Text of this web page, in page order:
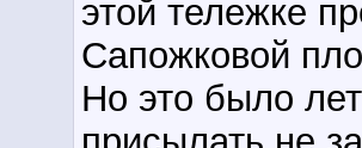
этой тележке
Сапожковой
Но это было